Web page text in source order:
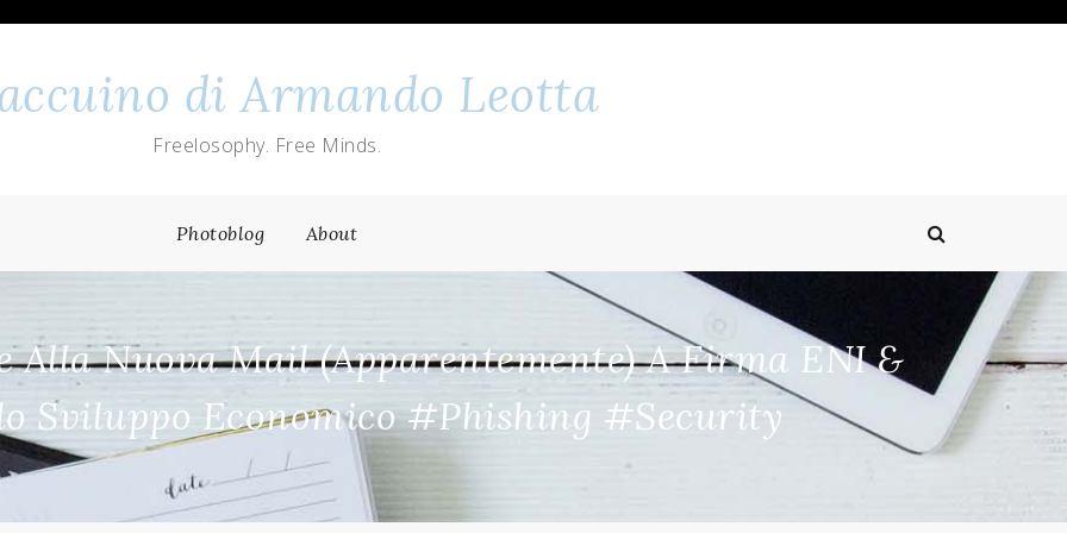
di Armando Leotta
Freelosophy. Free Minds.
Photoblog About
Alla Nuova Mail (apparentemente) A Firma ENI &
Sviluppo Economico #phishing #security